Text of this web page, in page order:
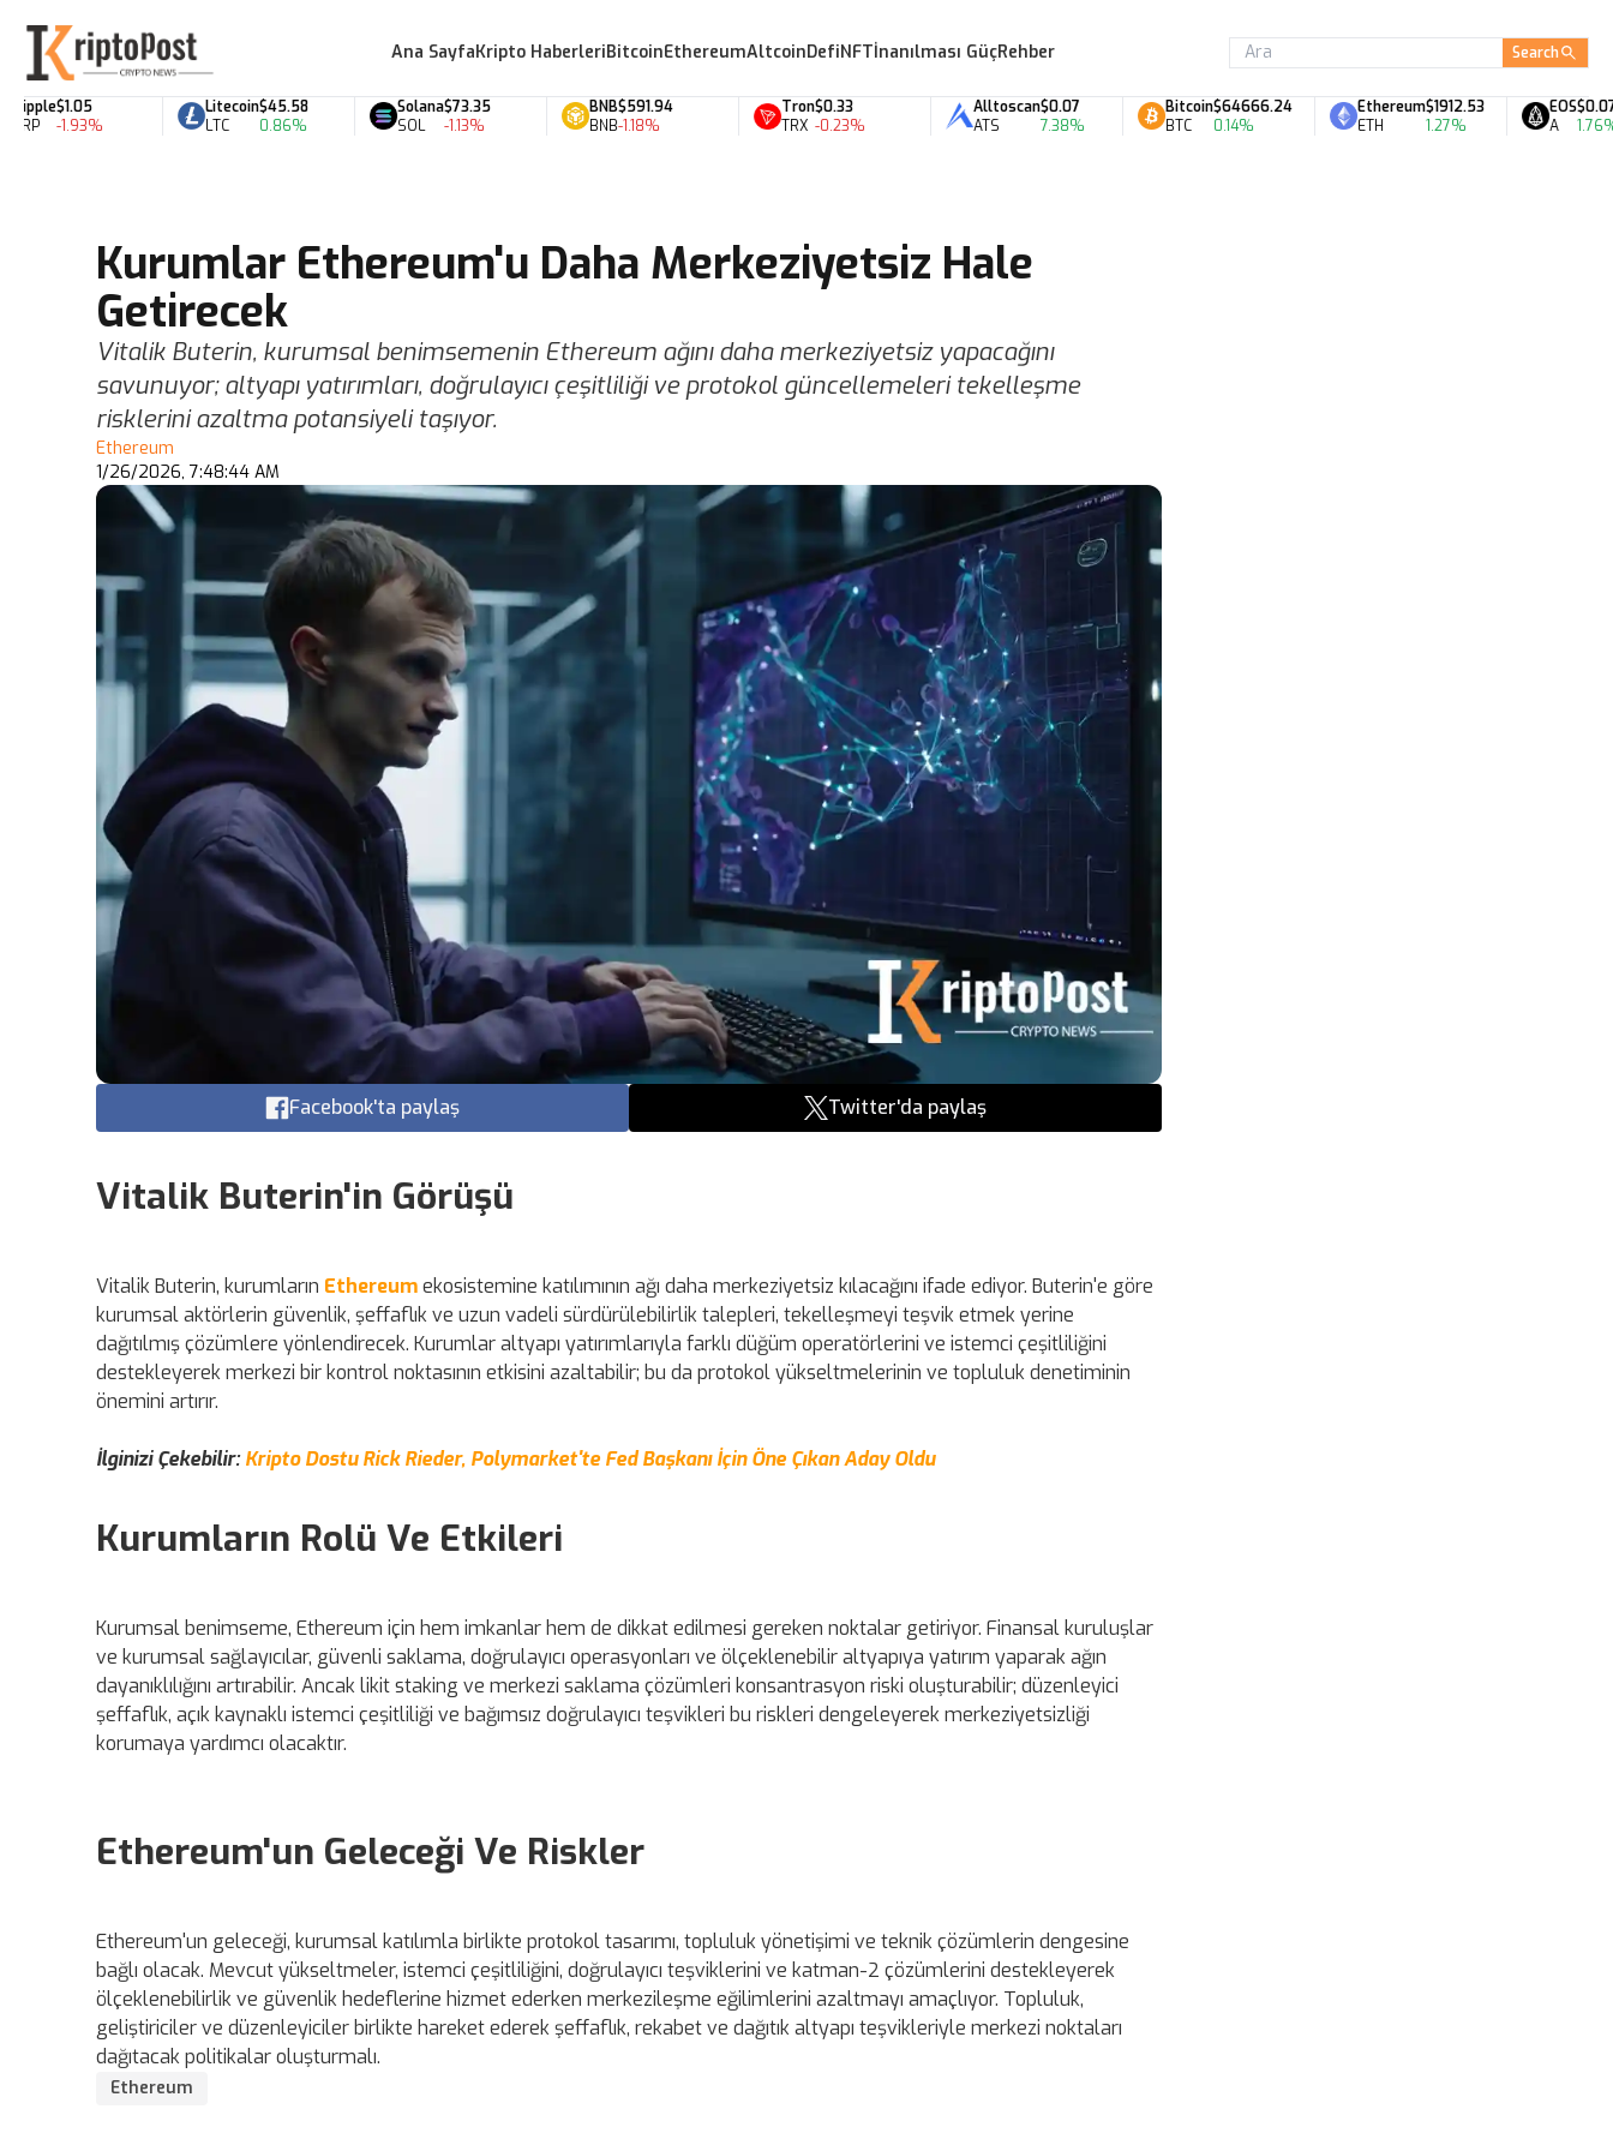
Ana SayfaKripto HaberleriBitcoinEthereumAltcoinDefiNFTİnanılması GüçRehber Search
$1.05
-1.93%
Litecoin
LTC
$45.58
0.86%
Solana
SOL
$73.35
-1.13%
BNB
BNB
$591.94
-1.18%
Tron
TRX
$0.33
-0.23%
Alltoscan
ATS
$0.07
7.38%
Bitcoin
BTC
$64666.24
0.14%
Ethereum
ETH
$1912.53
1.27%
EOS
A
$0.07
1.76%
Kurumlar Ethereum'u Daha Merkeziyetsiz Hale
Getirecek
Vitalik Buterin, kurumsal benimsemenin Ethereum ağını daha merkeziyetsiz yapacağını
savunuyor; altyapı yatırımları, doğrulayıcı çeşitliliği ve protokol güncellemeleri tekelleşme
risklerini azaltma potansiyeli taşıyor.
Ethereum
1/26/2026, 7:48:44 AM
Facebook'ta paylaş Twitter'da paylaş
Vitalik Buterin'in Görüşü
Vitalik Buterin, kurumların Ethereumekosistemine katılımının ağı daha merkeziyetsiz kılacağını ifade ediyor. Buterin'e göre
kurumsal aktörlerin güvenlik, şeffaflık ve uzun vadeli sürdürülebilirlik talepleri, tekelleşmeyi teşvik etmek yerine
dağıtılmış çözümlere yönlendirecek. Kurumlar altyapı yatırımlarıyla farklı düğüm operatörlerini ve istemci çeşitliliğini
destekleyerek merkezi bir kontrol noktasının etkisini azaltabilir; bu da protokol yükseltmelerinin ve topluluk denetiminin
önemini artırır.
İlginizi Çekebilir:Kripto Dostu Rick Rieder, Polymarket'te Fed Başkanı İçin Öne Çıkan Aday Oldu
Kurumların Rolü Ve Etkileri
Kurumsal benimseme, Ethereum için hem imkanlar hem de dikkat edilmesi gereken noktalar getiriyor. Finansal kuruluşlar
ve kurumsal sağlayıcılar, güvenli saklama, doğrulayıcı operasyonları ve ölçeklenebilir altyapıya yatırım yaparak ağın
dayanıklılığını artırabilir. Ancak likit staking ve merkezi saklama çözümleri konsantrasyon riski oluşturabilir; düzenleyici
şeffaflık, açık kaynaklı istemci çeşitliliği ve bağımsız doğrulayıcı teşvikleri bu riskleri dengeleyerek merkeziyetsizliği
korumaya yardımcı olacaktır.
Ethereum'un Geleceği Ve Riskler
Ethereum'un geleceği, kurumsal katılımla birlikte protokol tasarımı, topluluk yönetişimi ve teknik çözümlerin dengesine
bağlı olacak. Mevcut yükseltmeler, istemci çeşitliliğini, doğrulayıcı teşviklerini ve katman-2 çözümlerini destekleyerek
ölçeklenebilirlik ve güvenlik hedeflerine hizmet ederken merkezileşme eğilimlerini azaltmayı amaçlıyor. Topluluk,
geliştiriciler ve düzenleyiciler birlikte hareket ederek şeffaflık, rekabet ve dağıtık altyapı teşvikleriyle merkezi noktaları
dağıtacak politikalar oluşturmalı.
Ethereum